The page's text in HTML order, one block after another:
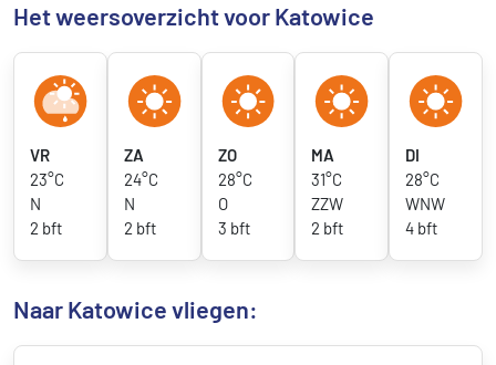
Het weersoverzicht voor Katowice
VR
23°C
N
2 bft
ZA
24°C
N
2 bft
ZO
28°C
O
3 bft
MA
31°C
ZZW
2 bft
DI
28°C
WNW
4 bft
Naar Katowice vliegen: